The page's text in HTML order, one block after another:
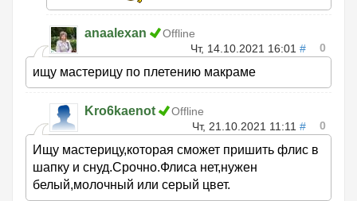
anaalexan
Offline
Чт, 14.10.2021 16:01 # 0
ищу мастерицу по плетению макраме
Kro6kaenot
Offline
Чт, 21.10.2021 11:11 # 0
Ищу мастерицу,которая сможет пришить флис в
шапку и снуд.Срочно.Флиса нет,нужен
белый,молочный или серый цвет.